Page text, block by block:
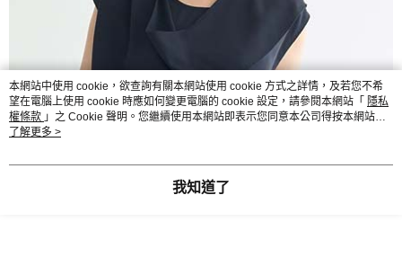
本網站中使用 cookie，欲查詢有關本網站使用 cookie 方式之詳情，及若您不希
望在電腦上使用 cookie 時應如何變更電腦的 cookie 設定，請參閱本網站「 隱私
權條款 」之 Cookie 聲明。您繼續使用本網站即表示您同意本公司得按本網站使
用條款之 Cookie 聲明使用 cookie。
了解更多 >
我知道了